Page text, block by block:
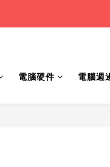
電腦硬件 電腦週